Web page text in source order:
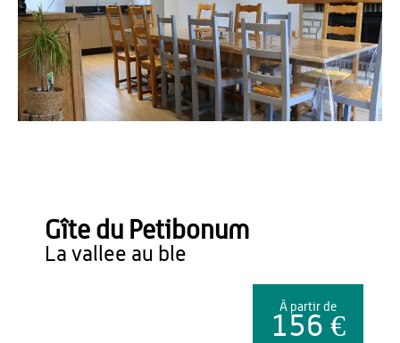
OT Thiérache
Gîte du Petibonum
la vallee au ble
À partir de
156 €